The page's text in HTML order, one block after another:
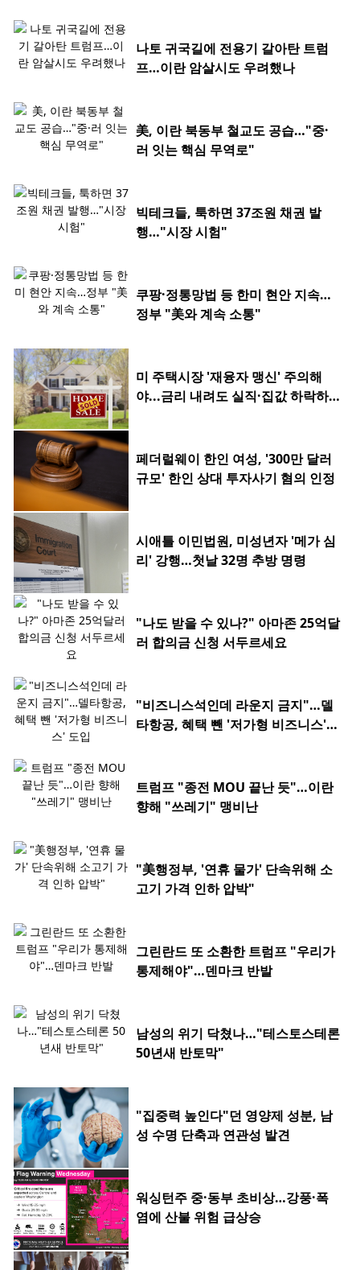
나토 귀국길에 전용기 갈아탄 트럼
프…이란 암살시도 우려했나
美, 이란 북동부 철교도 공습…"중·
러 잇는 핵심 무역로"
빅테크들, 툭하면 37조원 채권 발
행…"시장 시험"
쿠팡·정통망법 등 한미 현안 지속…
정부 "美와 계속 소통"
미 주택시장 '재융자 맹신' 주의해
야...금리 내려도 실직·집값 하락하
페더럴웨이 한인 여성, '300만 달러
규모' 한인 상대 투자사기 혐의 인정
시애틀 이민법원, 미성년자 '메가 심
리' 강행…첫날 32명 추방 명령
"나도 받을 수 있나?" 아마존 25억달
러 합의금 신청 서두르세요
"비즈니스석인데 라운지 금지"…델
타항공, 혜택 뺀 '저가형 비즈니스'
트럼프 "종전 MOU 끝난 듯"…이란
향해 "쓰레기" 맹비난
"美행정부, '연휴 물가' 단속위해 소
고기 가격 인하 압박"
그린란드 또 소환한 트럼프 "우리가
통제해야"…덴마크 반발
남성의 위기 닥쳤나…"테스토스테론
50년새 반토막"
"집중력 높인다"던 영양제 성분, 남
성 수명 단축과 연관성 발견
워싱턴주 중·동부 초비상…강풍·폭
염에 산불 위험 급상승